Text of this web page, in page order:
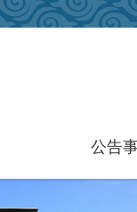
公告